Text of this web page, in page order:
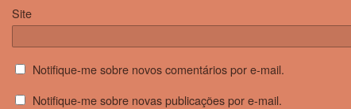
Site
Notifique-me sobre novos comentários por e-mail.
Notifique-me sobre novas publicações por e-mail.